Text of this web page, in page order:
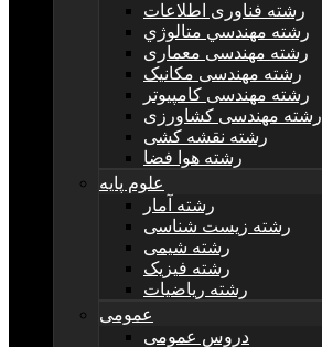
رشته فناوری اطلاعات
رشته مهندسي متالوژي
رشته مهندسی معماری
رشته مهندسی مکانیک
رشته مهندسی کامپیوتر
رشته مهندسی کشاورزی
رشته نقشه کشی
رشته هوا فضا
علوم پایه
رشته آمار
رشته زیست شناسی
رشته شیمی
رشته فیزیک
رشته ریاضیات
عمومی
دروس عمومی